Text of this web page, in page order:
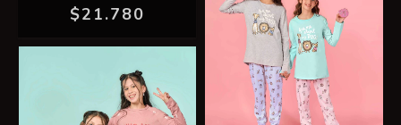
$21.780